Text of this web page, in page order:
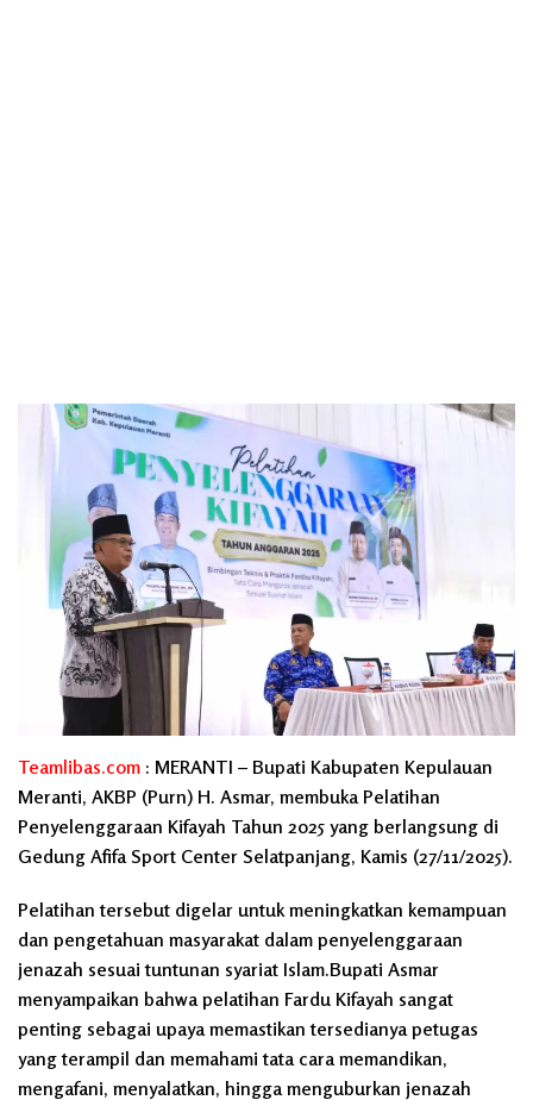
Teamlibas.com : MERANTI – Bupati Kabupaten Kepulauan
Meranti, AKBP (Purn) H. Asmar, membuka Pelatihan
Penyelenggaraan Kifayah Tahun 2025 yang berlangsung di
Gedung Afifa Sport Center Selatpanjang, Kamis (27/11/2025).
Pelatihan tersebut digelar untuk meningkatkan kemampuan
dan pengetahuan masyarakat dalam penyelenggaraan
jenazah sesuai tuntunan syariat Islam.Bupati Asmar
menyampaikan bahwa pelatihan Fardu Kifayah sangat
penting sebagai upaya memastikan tersedianya petugas
yang terampil dan memahami tata cara memandikan,
mengafani, menyalatkan, hingga menguburkan jenazah